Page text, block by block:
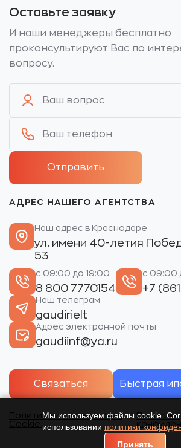
Оставьте заявку
И наши менеджеры бесплатно
проконсультируют Вас по
вопросу.
АДРЕС НАШЕГО АГЕНТСТВА
Наш адрес в Краснодаре
ул. имени 40-летия
53
с 09:00 до 19:00
8 800 7770154
с 09:00
+7
Наш телеграм
gaudirielt
Адрес электронной почты
gaudiinf@ya.ru
Связаться Быстрая
Политика использования
Cookie.
Политика
Мы используем файлы cookie.
использовании политики
Принять